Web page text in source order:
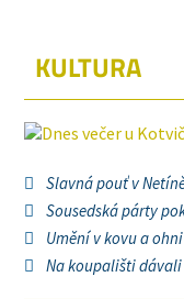
KULTURA
Slavná pouť v
Sousedská párty
Umění v kovu a ohni
Na koupališti dávali